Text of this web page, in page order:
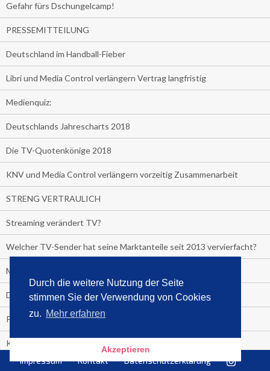
Durch die weitere Nutzung der Seite
stimmen Sie der Verwendung von Cookies
zu. Mehr erfahren
Akzeptieren
Gefahr fürs Dschungelcamp!
PRESSEMITTEILUNG
Deutschland im Handball-Fieber
Libri und Media Control verlängern Vertrag langfristig
Medienquiz:
Deutschlands Jahrescharts 2018
Die TV-Quotenkönige 2018
KNV und Media Control verlängern vorzeitig Zusammenarbeit
STRENG VERTRAULICH
Streaming verändert TV?
Welcher TV-Sender hat seine Marktanteile seit 2013 vervierfacht?
Michelle for President!
Das gruseligste Buch aller Zeiten
Promi-Biografien
Kerkeling erhält Spitzenfeder für meistverkauftes Buch
Börsenverein und MVB verlängern vorzeitig Verträge mit Media
Impressum Kontakt Datenschutzerklärung